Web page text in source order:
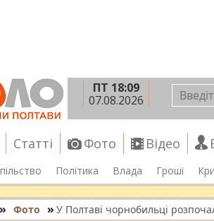
ПТ 18:09
07.08.2026
Статті Фото Відео
Політика Влада Гроші
» Фото » У Полтаві чорнобильці